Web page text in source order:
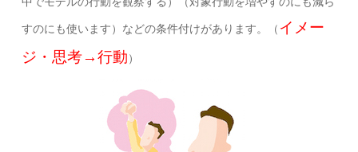
すのにも使います）などの条件付けがあります。（イメー
ジ・思考→行動）